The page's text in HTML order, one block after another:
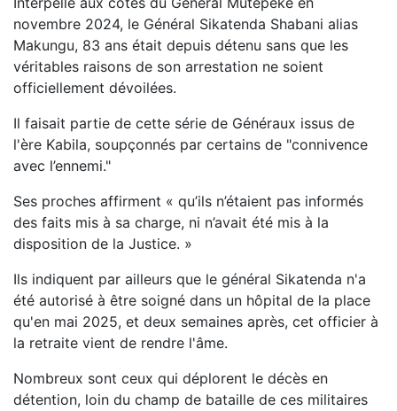
novembre 2024, le Général Sikatenda Shabani alias
Makungu, 83 ans était depuis détenu sans que les
véritables raisons de son arrestation ne soient
officiellement dévoilées.
Il faisait partie de cette série de Généraux issus de
l'ère Kabila, soupçonnés par certains de "connivence
avec l’ennemi."
Ses proches affirment « qu’ils n’étaient pas informés
des faits mis à sa charge, ni n’avait été mis à la
disposition de la Justice. »
Ils indiquent par ailleurs que le général Sikatenda n'a
été autorisé à être soigné dans un hôpital de la place
qu'en mai 2025, et deux semaines après, cet officier à
la retraite vient de rendre l'âme.
Nombreux sont ceux qui déplorent le décès en
détention, loin du champ de bataille de ces militaires